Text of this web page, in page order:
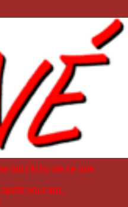
fait l'écho de ce que
souriant...